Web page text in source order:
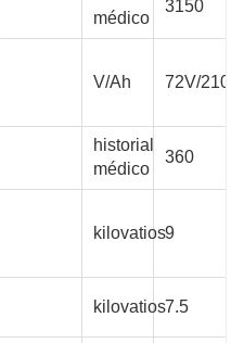
médico
3150
V/Ah 72V/
historial
médico
360
kilovatios9
kilovatios7.5